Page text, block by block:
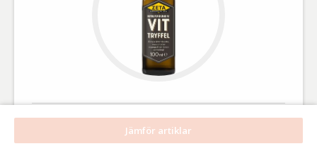
ART. NR. 1520
GTIN 00000073517597
Jämför artiklar